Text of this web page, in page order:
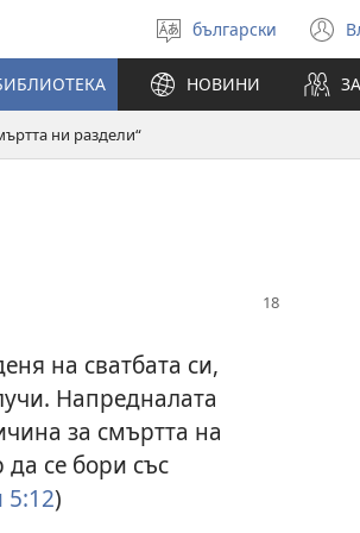
Избери
език
български
НОВИНИ
ни раздели“
на сватбата си,
Напредналата
за смъртта на
се бори със
)